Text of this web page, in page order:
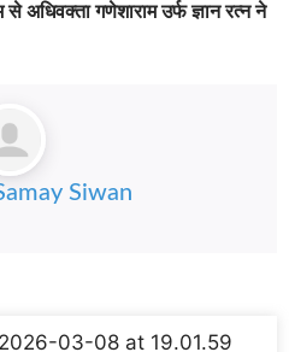
से अधिवक्ता गणेशाराम उर्फ ज्ञान रत्न ने
Siwan